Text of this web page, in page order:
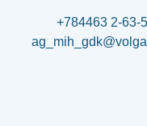
+784463 2-63-